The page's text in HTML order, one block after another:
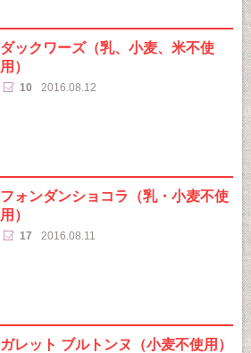
ダックワーズ（乳、小麦、米不使
用）
10 2016.08.12
フォンダンショコラ（乳・小麦不使
用）
17 2016.08.11
ガレット ブルトンヌ（小麦不使用）